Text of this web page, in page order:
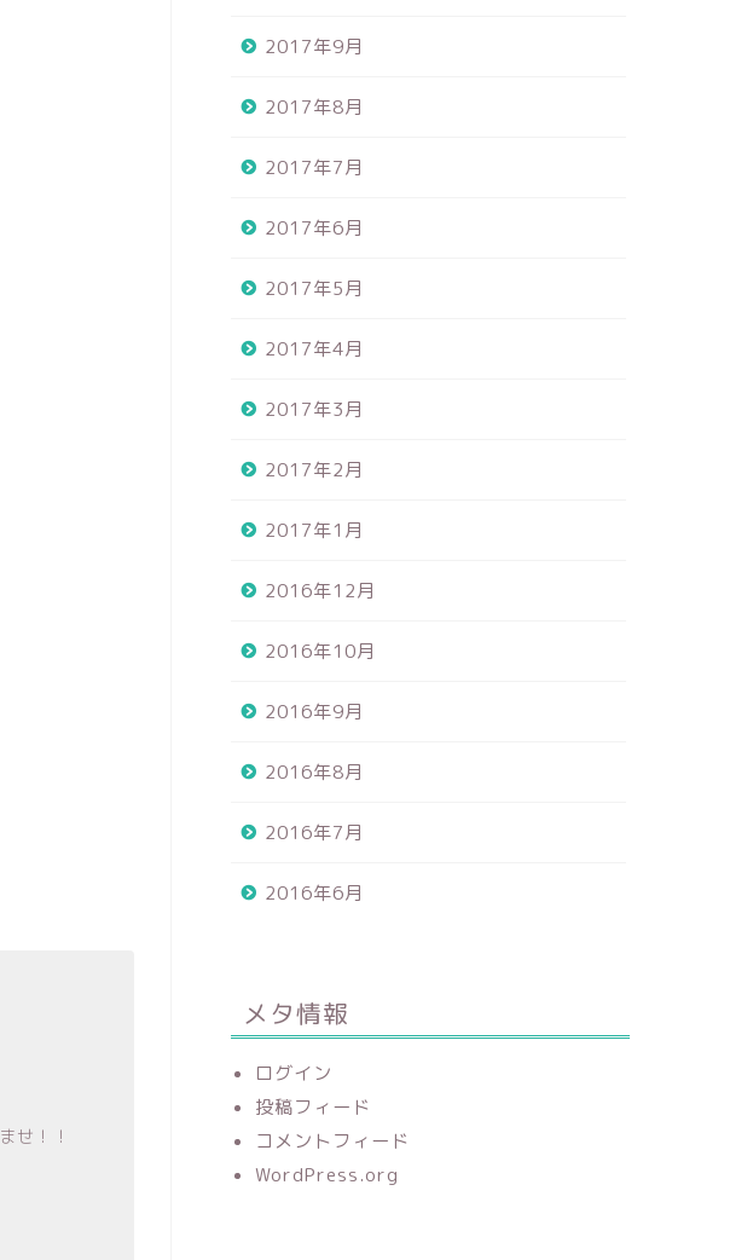
せ！！
2017年9月
2017年8月
2017年7月
2017年6月
2017年5月
2017年4月
2017年3月
2017年2月
2017年1月
2016年12月
2016年10月
2016年9月
2016年8月
2016年7月
2016年6月
メタ情報
ログイン
投稿フィード
コメントフィード
WordPress.org